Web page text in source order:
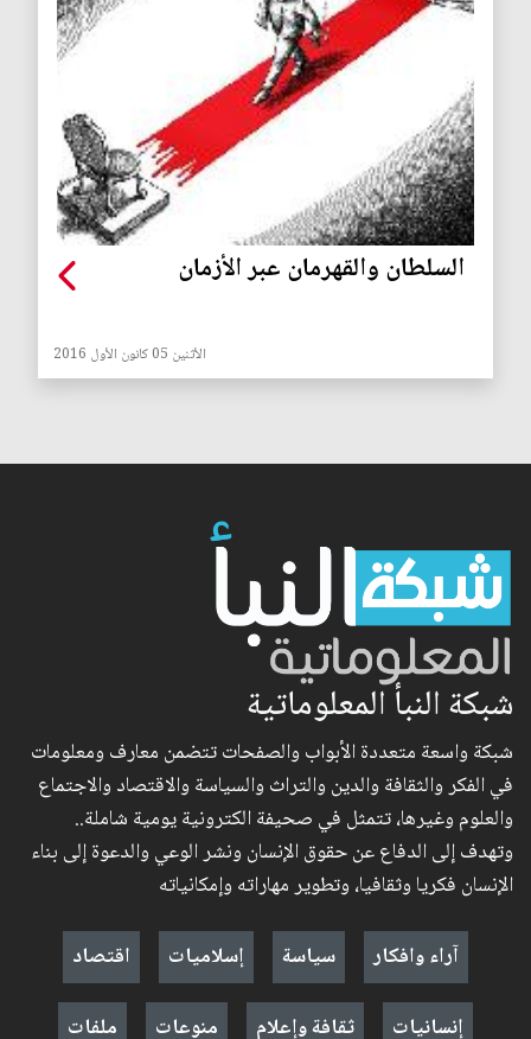
السلطان والقهرمان عبر الأزمان
الأثنين 05 كانون الأول 2016
شبكة النبأ المعلوماتية
شبكة واسعة متعددة الأبواب والصفحات تتضمن معارف ومعلومات
في الفكر والثقافة والدين والتراث والسياسة والاقتصاد والاجتماع
والعلوم وغيرها، تتمثل في صحيفة الكترونية يومية شاملة..
وتهدف إلى الدفاع عن حقوق الإنسان ونشر الوعي والدعوة إلى بناء
الإنسان فكريا وثقافيا، وتطوير مهاراته وإمكانياته
آراء وافكار
سياسة إسلاميات
اقتصاد
إنسانيات
ثقافة وإعلام منوعات ملفات